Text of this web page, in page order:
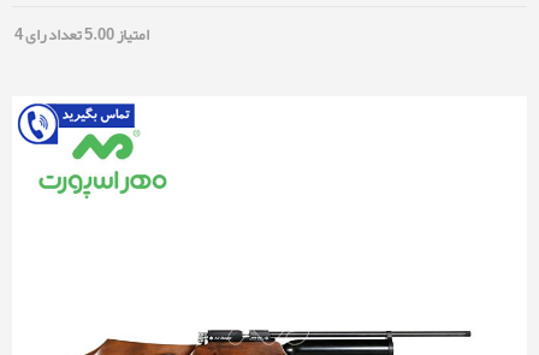
امتیاز5.00تعداد رای4